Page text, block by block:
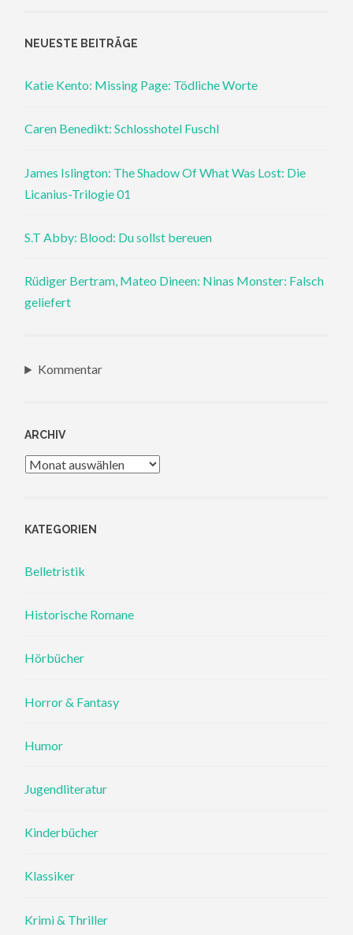
NEUESTE BEITRÄGE
Katie Kento: Missing Page: Tödliche Worte
Caren Benedikt: Schlosshotel Fuschl
James Islington: The Shadow Of What Was Lost: Die
Licanius-Trilogie 01
S.T Abby: Blood: Du sollst bereuen
Rüdiger Bertram, Mateo Dineen: Ninas Monster: Falsch
geliefert
Kommentar
ARCHIV
Archiv
KATEGORIEN
Belletristik
Historische Romane
Hörbücher
Horror & Fantasy
Humor
Jugendliteratur
Kinderbücher
Klassiker
Krimi & Thriller